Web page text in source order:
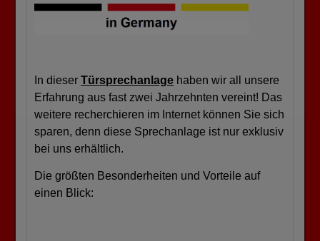
In dieser Türsprechanlage haben wir all unsere
Erfahrung aus fast zwei Jahrzehnten vereint! Das
weitere recherchieren im Internet können Sie sich
sparen, denn diese Sprechanlage ist nur exklusiv
bei uns erhältlich.
Die größten Besonderheiten und Vorteile auf
einen Blick: